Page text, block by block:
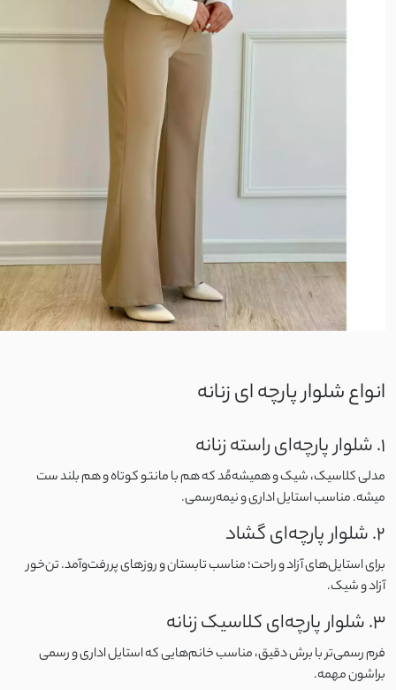
پنبه دورس دو نخ
پنبه دورس سه نخ
پنبه دورس تو کرک
پلیسه
جین کشی
پولکی
لاکرا
لمه
شانتون
نخ و پنبه اسلپ
کرپ ژورژت
مایو
انواع شلوار پارچه ای زنانه
1. شلوار پارچه‌ای راسته زنانه
مدلی کلاسیک، شیک و همیشه‌مُد که هم با مانتو کوتاه و هم بلند ست
میشه. مناسب استایل اداری و نیمه‌رسمی.
2. شلوار پارچه‌ای گشاد
برای استایل‌های آزاد و راحت؛ مناسب تابستان و روزهای پررفت‌وآمد. تن‌خور
آزاد و شیک.
3. شلوار پارچه‌ای کلاسیک زنانه
فرم رسمی‌تر با برش دقیق، مناسب خانم‌هایی که استایل اداری و رسمی
براشون مهمه.